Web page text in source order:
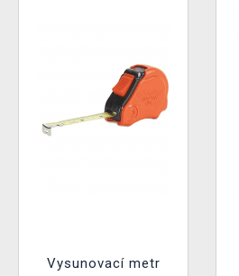
Vysunovací metr